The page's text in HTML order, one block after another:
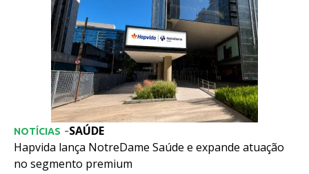
SAÚDE
NOTÍCIAS -
Hapvida lança NotreDame Saúde e expande atuação
no segmento premium